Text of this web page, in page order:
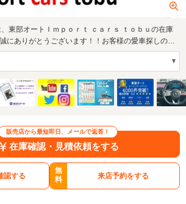
東部オートＩｍｐｏｒｔ ｃａｒｓ ｔｏｂｕの在庫
にありがとうございます！！お客様の愛車探しのお
販売店から最短即日、メールで返答！
在庫確認・見積依頼をする
認する
無
料
来店予約をする